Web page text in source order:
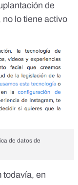
de
no lo tiene activo
de datos de
todavía, en